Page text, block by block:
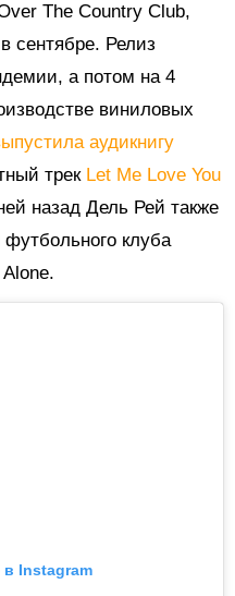
The Country Club,
сентябре. Релиз
а потом на 4
виниловых
аудикнигу
трек Let Me Love You
назад Дель Рей также
клуба
в Instagram